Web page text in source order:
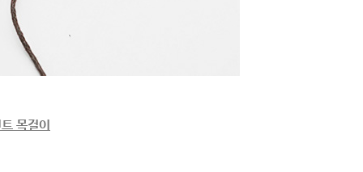
목걸이